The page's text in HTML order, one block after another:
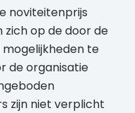
noviteitenprijs
zich op de door de
te
de organisatie
zijn niet verplicht